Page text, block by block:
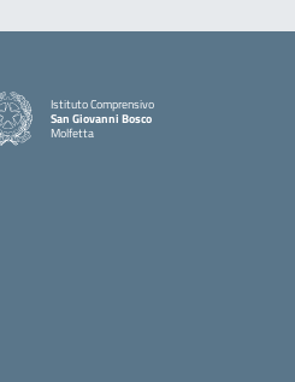
Istituto Comprensivo
San Giovanni Bosco
Molfetta